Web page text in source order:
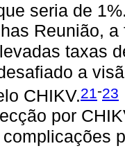
seria de
Reunião,
taxas
a
CHIKV.21 -23
por